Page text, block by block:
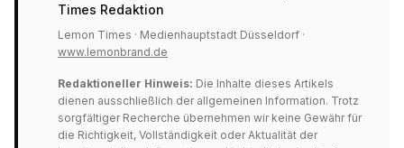
Times Redaktion
Lemon Times · Medienhauptstadt Düsseldorf ·
www.lemonbrand.de
Redaktioneller Hinweis: Die Inhalte dieses Artikels
dienen ausschließlich der allgemeinen Information. Trotz
sorgfältiger Recherche übernehmen wir keine Gewähr für
die Richtigkeit, Vollständigkeit oder Aktualität der